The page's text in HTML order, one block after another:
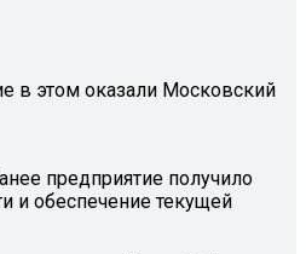
в этом оказали Московский
предприятие получило
и обеспечение текущей